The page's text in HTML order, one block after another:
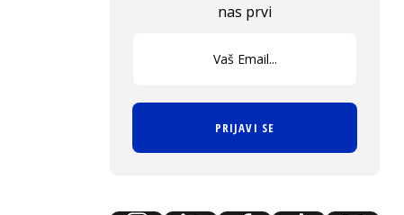
nas prvi
PRIJAVI SE